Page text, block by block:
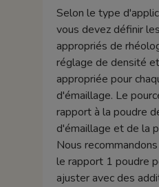
Selon le type
vous devez définir
appropriés de
réglage de densité
appropriée pour
d'émaillage. Le
rapport à la poudre
d'émaillage et de la
Nous
le rapport 1 poudre
ajuster avec des